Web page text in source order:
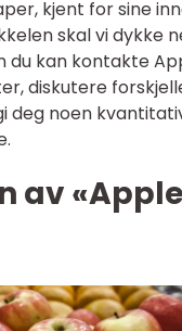
kjent for sine
skal vi dykke
du kan kontakte
diskutere
deg noen
av